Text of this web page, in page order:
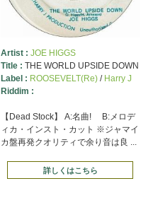
Artist : JOE HIGGS
Title : THE WORLD UPSIDE DOWN
Label : ROOSEVELT(Re)/ Harry J
Riddim :
【Dead Stock】 A:名曲! B:メロデ
ィカ・インスト・カット ※ジャマイ
カ盤再発クオリティで余り音は良 ...
詳しくはこちら